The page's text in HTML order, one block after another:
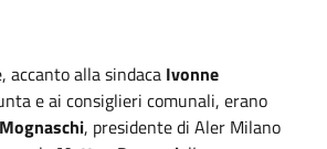
accanto alla sindaca Ivonne
e ai consiglieri comunali, erano
, presidente di Aler Milano